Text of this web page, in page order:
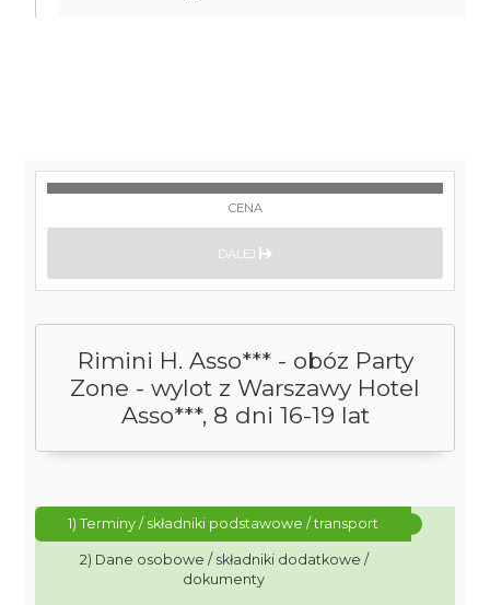
Rimini H. Asso*** - obóz Party
Zone - wylot z Warszawy Hotel
Asso***, 8 dni 16-19 lat
1) Terminy / składniki podstawowe / transport
2) Dane osobowe / składniki dodatkowe /
dokumenty
CENA
DALEJ